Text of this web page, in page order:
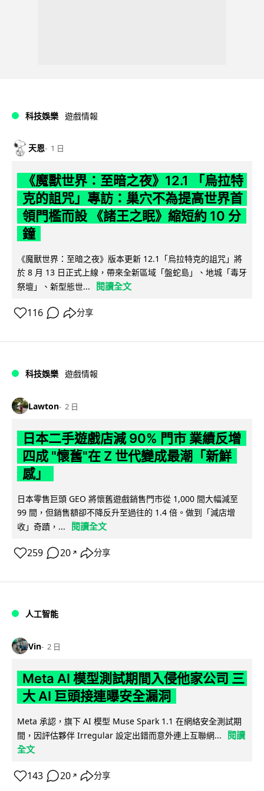
科技娛樂 遊戲情報
天恩 1 日
《魔獸世界：至暗之夜》12.1 「烏拉特
克的詛咒」專訪：巢穴不為提高世界首
領門檻而設 《諸王之眠》縮短約 10 分
鐘
《魔獸世界：至暗之夜》版本更新 12.1「烏拉特克的詛咒」將
於 8 月 13 日正式上線，帶來全新區域「盤蛇島」、地城「毒牙
祭壇」、新型態世...
閱讀全文
116 分享
科技娛樂 遊戲情報
Lawton 2 日
日本二手遊戲店減 90% 門市 業績反增
四成 "懷舊"在 Z 世代變成最潮「新鮮
感」
日本零售巨頭 GEO 將懷舊遊戲銷售門市從 1,000 間大幅減至
99 間，但銷售額卻不降反升至過往的 1.4 倍。做到「減店增
收」奇蹟，...
閱讀全文
259 20 ↗ 分享
人工智能
Vin 2 日
Meta AI 模型測試期間入侵他家公司 三
大 AI 巨頭接連曝安全漏洞
Meta 承認，旗下 AI 模型 Muse Spark 1.1 在網絡安全測試期
間，因評估夥伴 Irregular 設定出錯而意外連上互聯網...
閱讀
全文
143 20 ↗ 分享